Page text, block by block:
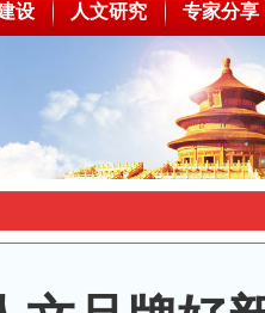
设 人文研究 专家分享